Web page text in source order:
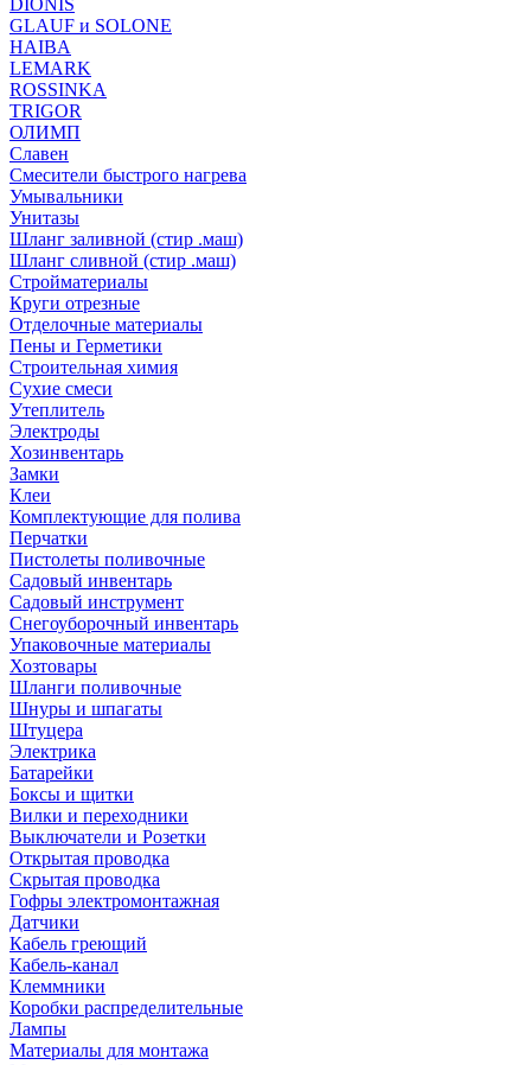
DIONIS
GLAUF и SOLONE
HAIBA
LEMARK
ROSSINKA
TRIGOR
ОЛИМП
Славен
Смесители быстрого нагрева
Умывальники
Унитазы
Шланг заливной (стир .маш)
Шланг сливной (стир .маш)
Стройматериалы
Круги отрезные
Отделочные материалы
Пены и Герметики
Строительная химия
Сухие смеси
Утеплитель
Электроды
Хозинвентарь
Замки
Клеи
Комплектующие для полива
Перчатки
Пистолеты поливочные
Садовый инвентарь
Садовый инструмент
Снегоуборочный инвентарь
Упаковочные материалы
Хозтовары
Шланги поливочные
Шнуры и шпагаты
Штуцера
Электрика
Батарейки
Боксы и щитки
Вилки и переходники
Выключатели и Розетки
Открытая проводка
Скрытая проводка
Гофры электромонтажная
Датчики
Кабель греющий
Кабель-канал
Клеммники
Коробки распределительные
Лампы
Материалы для монтажа